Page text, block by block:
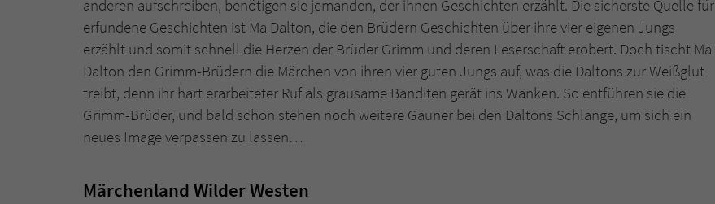
anderen aufschreiben, benötigen sie jemanden, der ihnen Geschichten erzählt. Die sicherste Quelle für
erfundene Geschichten ist Ma Dalton, die den Brüdern Geschichten über ihre vier eigenen Jungs
erzählt und somit schnell die Herzen der Brüder Grimm und deren Leserschaft erobert. Doch tischt Ma
Dalton den Grimm-Brüdern die Märchen von ihren vier guten Jungs auf, was die Daltons zur Weißglut
treibt, denn ihr hart erarbeiteter Ruf als grausame Banditen gerät ins Wanken. So entführen sie die
Grimm-Brüder, und bald schon stehen noch weitere Gauner bei den Daltons Schlange, um sich ein
neues Image verpassen zu lassen…
Märchenland Wilder Westen
Zweck
Dieses Cookie gewährleistet die Kommunikation der
Webseite mit dem Benutzer. Es wird benötigt um z. B.
den Sicherheitscode des Kontaktformulars zu
überprüfen.